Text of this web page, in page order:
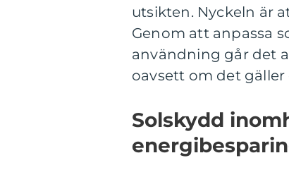
utsikten. Nyckeln är
Genom att anpassa
användning går det
oavsett om det gäller
Solskydd